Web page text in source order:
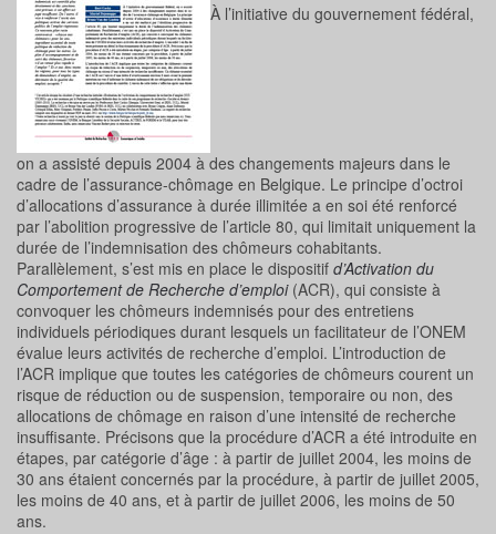
À l’initiative du gouvernement fédéral,
on a assisté depuis 2004 à des changements majeurs dans le
cadre de l’assurance-chômage en Belgique. Le principe d’octroi
d’allocations d’assurance à durée illimitée a en soi été renforcé
par l’abolition progressive de l’article 80, qui limitait uniquement la
durée de l’indemnisation des chômeurs cohabitants.
Parallèlement, s’est mis en place le dispositif d’Activation du
Comportement de Recherche d’emploi(ACR), qui consiste à
convoquer les chômeurs indemnisés pour des entretiens
individuels périodiques durant lesquels un facilitateur de l’ONEM
évalue leurs activités de recherche d’emploi. L’introduction de
l’ACR implique que toutes les catégories de chômeurs courent un
risque de réduction ou de suspension, temporaire ou non, des
allocations de chômage en raison d’une intensité de recherche
insuffisante. Précisons que la procédure d’ACR a été introduite en
étapes, par catégorie d’âge : à partir de juillet 2004, les moins de
30 ans étaient concernés par la procédure, à partir de juillet 2005,
les moins de 40 ans, et à partir de juillet 2006, les moins de 50
ans.